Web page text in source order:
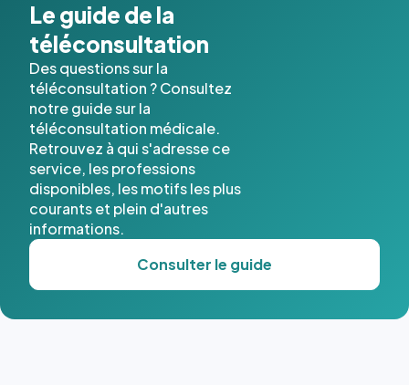
Le guide de la
téléconsultation
Des questions sur la
téléconsultation ? Consultez
notre guide sur la
téléconsultation médicale.
Retrouvez à qui s'adresse ce
service, les professions
disponibles, les motifs les plus
courants et plein d'autres
informations.
Consulter le guide